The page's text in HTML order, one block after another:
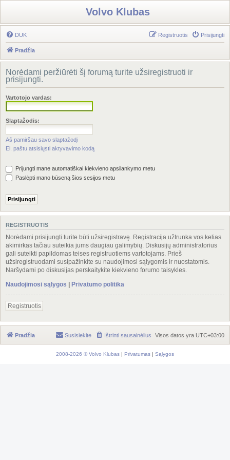
Volvo Klubas
DUK Prisijungti
Registruotis
Pradžia
Norėdami peržiūrėti šį forumą turite užsiregistruoti ir
prisijungti.
Vartotojo vardas:
Slaptažodis:
Aš pamiršau savo slaptažodį
El. paštu atsisiųsti aktyvavimo kodą
Prijungti mane automatiškai kiekvieno apsilankymo metu
Paslėpti mano būseną šios sesijos metu
REGISTRUOTIS
Norėdami prisijungti turite būti užsiregistravę. Registracija užtrunka vos kelias
akimirkas tačiau suteikia jums daugiau galimybių. Diskusijų administratorius
gali suteikti papildomas teises registruotiems vartotojams. Prieš
užsiregistruodami susipažinkite su naudojimosi sąlygomis ir nuostatomis.
Naršydami po diskusijas perskaitykite kiekvieno forumo taisykles.
Naudojimosi sąlygos | Privatumo politika
Registruotis
Pradžia Visos datos yra UTC+03:00
Ištrinti sausainėlius
Susisiekite
2008-2026 © Volvo Klubas | Privatumas | Sąlygos